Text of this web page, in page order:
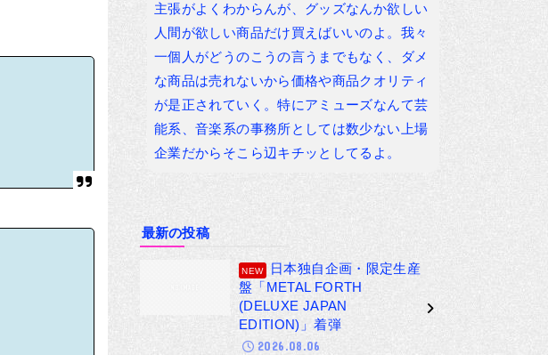
主張がよくわからんが、グッズなんか欲しい
人間が欲しい商品だけ買えばいいのよ。我々
一個人がどうのこうの言うまでもなく、ダメ
な商品は売れないから価格や商品クオリティ
が是正されていく。特にアミューズなんて芸
能系、音楽系の事務所としては数少ない上場
企業だからそこら辺キチッとしてるよ。
最新の投稿
日本独自企画・限定生産
盤「METAL FORTH
(DELUXE JAPAN
EDITION)」着弾
2026.08.06